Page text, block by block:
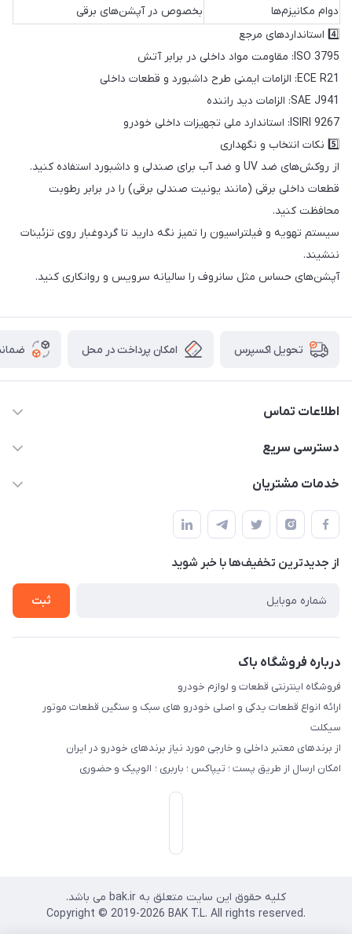
دوام مکانیزم‌ها
بخصوص در آپشن‌های برقی
4️⃣ استانداردهای مرجع
ISO 3795: مقاومت مواد داخلی در برابر آتش
ECE R21: الزامات ایمنی طرح داشبورد و قطعات داخلی
SAE J941: الزامات دید راننده
ISIRI 9267: استاندارد ملی تجهیزات داخلی خودرو
5️⃣ نکات انتخاب و نگهداری
از روکش‌های ضد UV و ضد آب برای صندلی و داشبورد استفاده کنید.
قطعات داخلی برقی (مانند یونیت صندلی برقی) را در برابر رطوبت
محافظت کنید.
سیستم تهویه و فیلتراسیون را تمیز نگه دارید تا گردوغبار روی تزئینات
ننشیند.
آپشن‌های حساس مثل سانروف را سالیانه سرویس و روانکاری کنید.
تحویل اکسپرس امکان پرداخت در محل
اطلاعات تماس
09021000855
دسترسی سریع
حساب کاربری
لیست محصولات
درباره ما
خدمات مشتریان
قوانین و مقررات
حریم خصوصی
راهنما
از جدید‌ترین تخفیف‌ها با‌ خبر شوید
ثبت
درباره فروشگاه باک
فروشگاه اینترنتی قطعات و لوازم خودرو
ارائه انواع قطعات یدکی و اصلی خودرو های سبک و سنگین قطعات موتور
سیکلت
از برندهای معتبر داخلی و خارجی مورد نیاز برندهای خودرو در ایران
امکان ارسال از طریق پست ؛ تیپاکس ؛ باربری ؛ الوپیک و حضوری
کلیه حقوق این سایت متعلق به bak.ir می باشد.
.Copyright © 2019-2026 BAK T.L. All rights reserved